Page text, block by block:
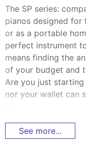
The SP series:
pianos designed for
or as a portable
perfect instrument
means finding the
of your budget and
Are you just
nor your wallet can
See more...